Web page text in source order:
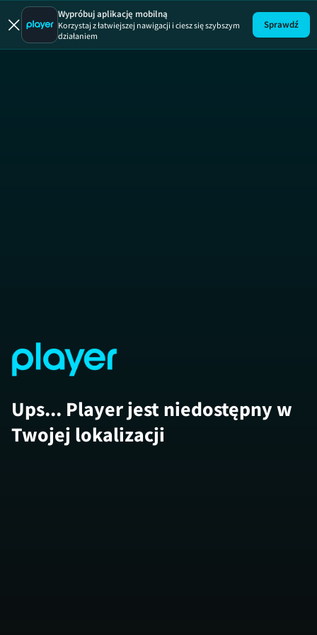
Korki.tv ODCINEK
Wypróbuj aplikację mobilną
Korzystaj z łatwiejszej nawigacji i ciesz się szybszym
działaniem
Sprawdź
Ups... Player jest niedostępny w
Twojej lokalizacji